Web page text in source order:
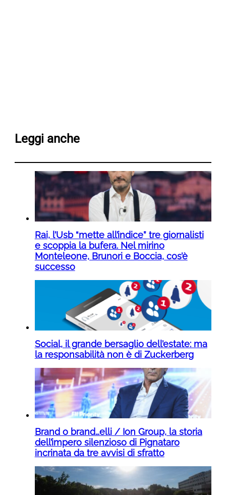
Leggi anche
Rai, l’Usb “mette all’indice” tre giornalisti
e scoppia la bufera. Nel mirino
Monteleone, Brunori e Boccia, cos’è
successo
Social, il grande bersaglio dell’estate: ma
la responsabilità non è di Zuckerberg
Brand o brand…elli / Ion Group, la storia
dell’impero silenzioso di Pignataro
incrinata da tre avvisi di sfratto